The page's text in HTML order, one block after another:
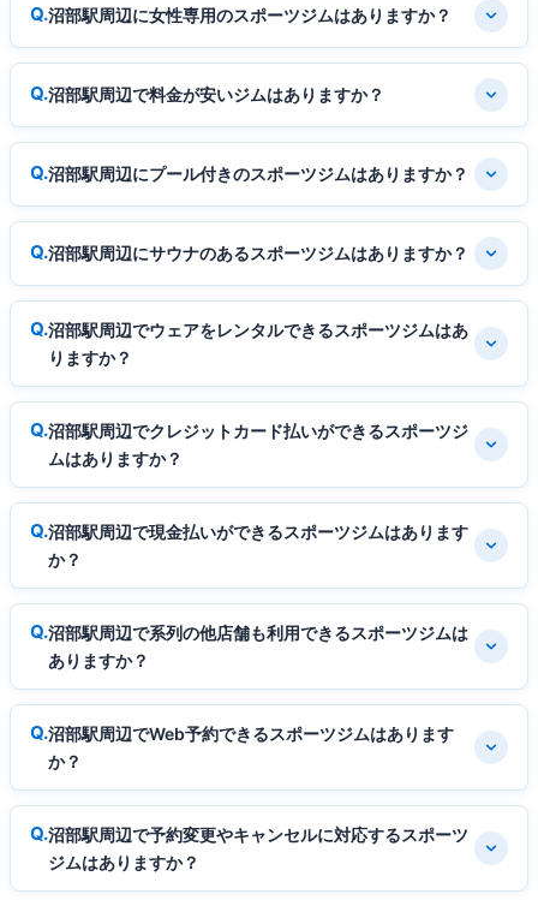
沼部駅周辺に女性専用のスポーツジムはありますか？
沼部駅周辺で料金が安いジムはありますか？
沼部駅周辺にプール付きのスポーツジムはありますか？
沼部駅周辺にサウナのあるスポーツジムはありますか？
沼部駅周辺でウェアをレンタルできるスポーツジムはあ
りますか？
沼部駅周辺でクレジットカード払いができるスポーツジ
ムはありますか？
沼部駅周辺で現金払いができるスポーツジムはあります
か？
沼部駅周辺で系列の他店舗も利用できるスポーツジムは
ありますか？
沼部駅周辺でWeb予約できるスポーツジムはあります
か？
沼部駅周辺で予約変更やキャンセルに対応するスポーツ
ジムはありますか？